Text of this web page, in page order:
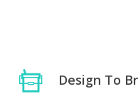
Design To